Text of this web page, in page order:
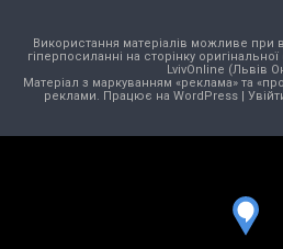
Використання матеріалів можливе при
гіперпосиланні на сторінку оригінальної
LvivOnline (Львів
Матеріал з маркуванням «реклама» та
реклами. Працює на WordPress|